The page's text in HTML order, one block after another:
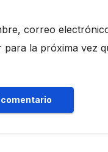
correo
para la próxima vez